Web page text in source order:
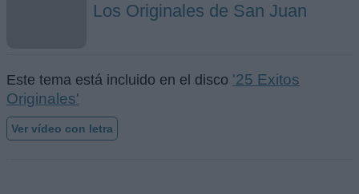
Los Originales de San Juan
Este tema está incluido en el disco '25 Exitos
Originales'
Ver vídeo con letra